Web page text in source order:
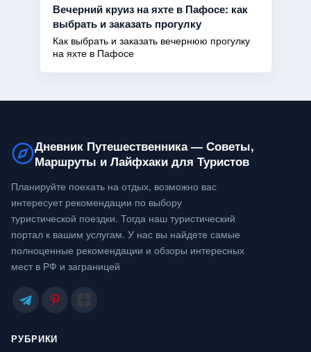
Вечерний круиз на яхте в Пафосе: как
выбрать и заказать прогулку
Как выбрать и заказать вечернюю прогулку
на яхте в Пафосе
Дневник Путешественника — Советы,
Маршруты и Лайфхаки для Туристов
Планируйте поехать на отдых, возможно вас
интересует рекомендации по выбору
туристической поездки. Тогда наш туристический
портал к вашим услугам. У нас вы найдете самые
полноценные рекомендации и обзоры интересных
мест в РФ и заграницей
РУБРИКИ